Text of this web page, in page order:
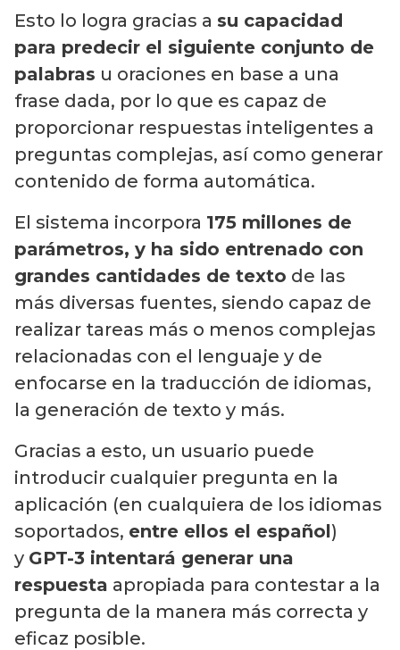
Esto lo logra gracias a su capacidad
para predecir el siguiente conjunto de
palabras u oraciones en base a una
frase dada, por lo que es capaz de
proporcionar respuestas inteligentes a
preguntas complejas, así como generar
contenido de forma automática.
El sistema incorpora 175 millones de
parámetros, y ha sido entrenado con
grandes cantidades de texto de las
más diversas fuentes, siendo capaz de
realizar tareas más o menos complejas
relacionadas con el lenguaje y de
enfocarse en la traducción de idiomas,
la generación de texto y más.
Gracias a esto, un usuario puede
introducir cualquier pregunta en la
aplicación (en cualquiera de los idiomas
soportados, entre ellos el español)
y GPT-3 intentará generar una
respuesta apropiada para contestar a la
pregunta de la manera más correcta y
eficaz posible.